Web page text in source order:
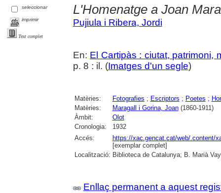
seleccionar
imprimir
Text complet
L'Homenatge a Joan
Pujiula i Ribera, Jordi
En: El Cartipàs : ciutat, patrimoni,
p. 8 : il. (Imatges d'un segle)
Matèries: Fotografies ; Escriptors ; Poetes ;
Matèries:
Maragall i Gorina, Joan(1860-1911)
Àmbit:
Olot
Cronologia:
1932
Accés:
https://xac.gencat.cat/web/.content/
[exemplar complet]
Localització: Biblioteca de Catalunya; B. Marià
Enllaç permanent a aquest